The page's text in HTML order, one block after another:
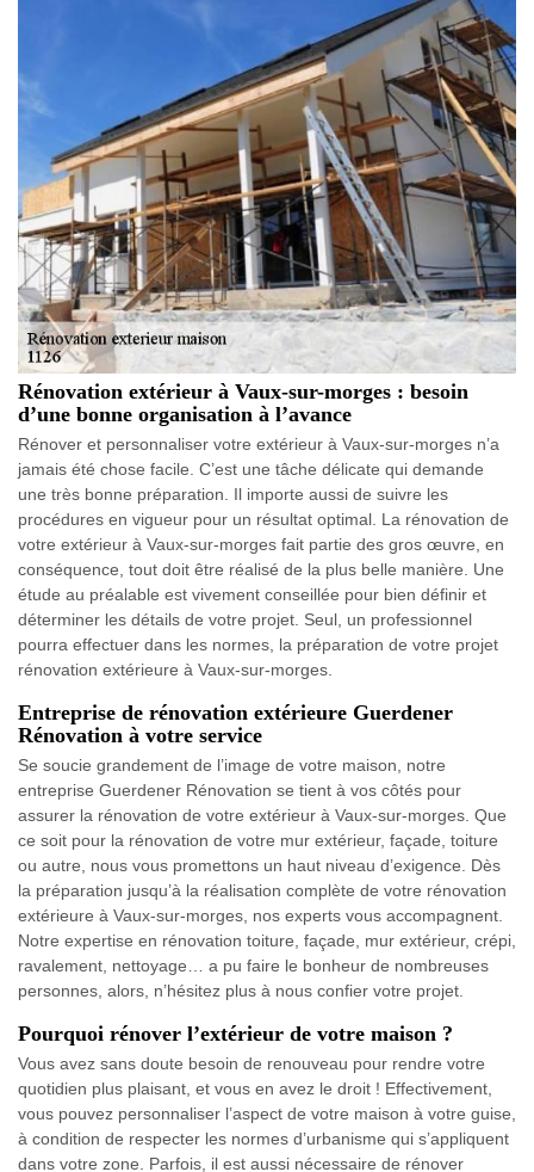
Rénovation extérieur à Vaux-sur-morges : besoin
d’une bonne organisation à l’avance
Rénover et personnaliser votre extérieur à Vaux-sur-morges n’a
jamais été chose facile. C’est une tâche délicate qui demande
une très bonne préparation. Il importe aussi de suivre les
procédures en vigueur pour un résultat optimal. La rénovation de
votre extérieur à Vaux-sur-morges fait partie des gros œuvre, en
conséquence, tout doit être réalisé de la plus belle manière. Une
étude au préalable est vivement conseillée pour bien définir et
déterminer les détails de votre projet. Seul, un professionnel
pourra effectuer dans les normes, la préparation de votre projet
rénovation extérieure à Vaux-sur-morges.
Entreprise de rénovation extérieure Guerdener
Rénovation à votre service
Se soucie grandement de l’image de votre maison, notre
entreprise Guerdener Rénovation se tient à vos côtés pour
assurer la rénovation de votre extérieur à Vaux-sur-morges. Que
ce soit pour la rénovation de votre mur extérieur, façade, toiture
ou autre, nous vous promettons un haut niveau d’exigence. Dès
la préparation jusqu’à la réalisation complète de votre rénovation
extérieure à Vaux-sur-morges, nos experts vous accompagnent.
Notre expertise en rénovation toiture, façade, mur extérieur, crépi,
ravalement, nettoyage… a pu faire le bonheur de nombreuses
personnes, alors, n’hésitez plus à nous confier votre projet.
Pourquoi rénover l’extérieur de votre maison ?
Vous avez sans doute besoin de renouveau pour rendre votre
quotidien plus plaisant, et vous en avez le droit ! Effectivement,
vous pouvez personnaliser l’aspect de votre maison à votre guise,
à condition de respecter les normes d’urbanisme qui s’appliquent
dans votre zone. Parfois, il est aussi nécessaire de rénover